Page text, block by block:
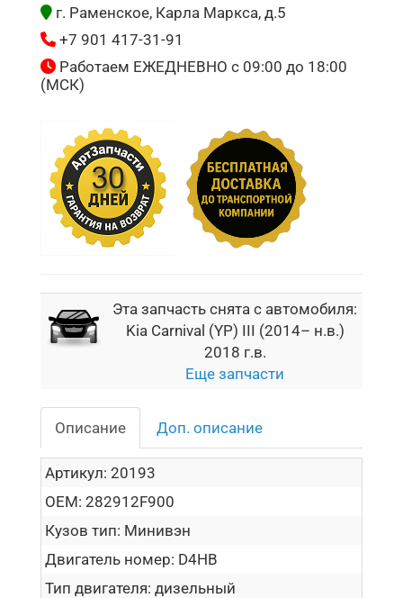
г. Раменское, Карла Маркса, д.5
+7 901 417-31-91
Работаем ЕЖЕДНЕВНО с 09:00 до 18:00
(МСК)
Эта запчасть снята с автомобиля:
Kia Carnival (YP) III (2014– н.в.)
2018 г.в.
Еще запчасти
Описание Доп. описание
Артикул: 20193
OEM: 282912F900
Кузов тип: Минивэн
Двигатель номер: D4HB
Тип двигателя: дизельный